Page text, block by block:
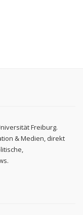
Freiburg.
& Medien, direkt